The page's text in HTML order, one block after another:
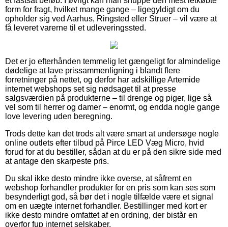
form for fragt, hvilket mange gange – ligegyldigt om du
opholder sig ved Aarhus, Ringsted eller Struer – vil være at
få leveret varerne til et udleveringssted.
Det er jo efterhånden temmelig let gængeligt for almindelige
dødelige at lave prissammenligning i blandt flere
forretninger på nettet, og derfor har adskillige Artemide
internet webshops set sig nødsaget til at presse
salgsværdien på produkterne – til drenge og piger, lige så
vel som til herrer og damer – enormt, og endda nogle gange
love levering uden beregning.
Trods dette kan det trods alt være smart at undersøge nogle
online outlets efter tilbud på Pirce LED Væg Micro, hvid
forud for at du bestiller, sådan at du er på den sikre side med
at antage den skarpeste pris.
Du skal ikke desto mindre ikke overse, at såfremt en
webshop forhandler produkter for en pris som kan ses som
besynderligt god, så bør det i nogle tilfælde være et signal
om en uægte internet forhandler. Bestillinger med kort er
ikke desto mindre omfattet af en ordning, der bistår en
overfor fup internet selskaber.